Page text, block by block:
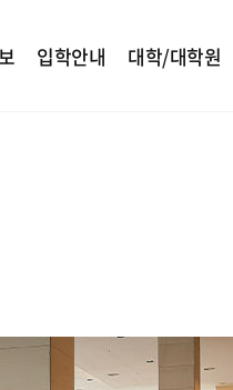
입학안내 대학/대학원